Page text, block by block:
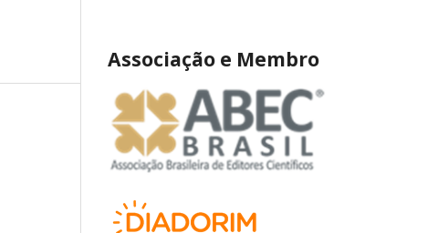
Associação e Membro